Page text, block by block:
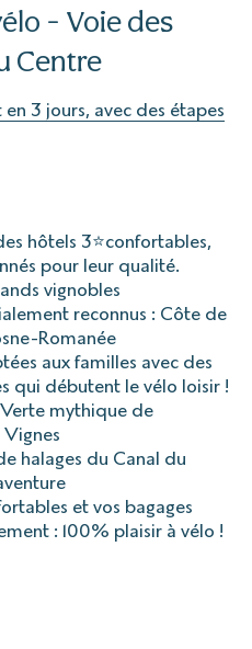
- Voie des
Centre
3 jours, avec des étapes
hôtels 3⭐confortables,
pour leur qualité.
vignobles
reconnus : Côte de
Romanée
aux familles avec des
qui débutent le vélo loisir !
mythique de
Vignes
halages du Canal du
et vos bagages
: 100% plaisir à vélo !